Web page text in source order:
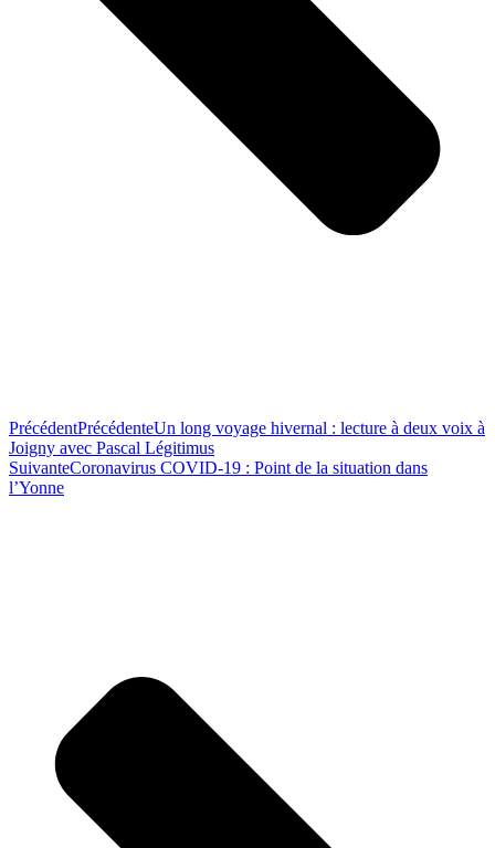
PrécédentPrécédenteUn long voyage hivernal : lecture à deux voix à
Joigny avec Pascal Légitimus
SuivanteCoronavirus COVID-19 : Point de la situation dans
l’Yonne